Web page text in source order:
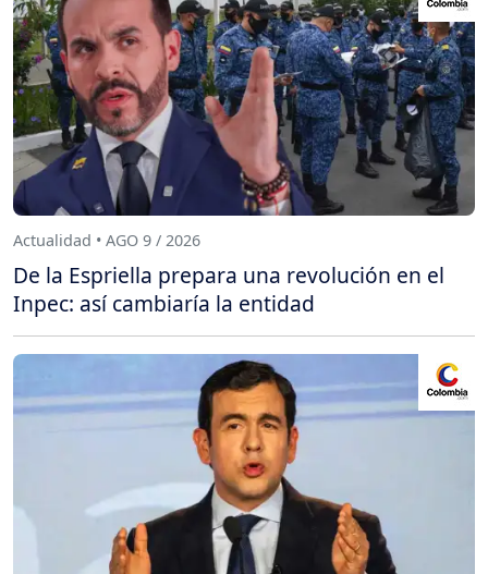
Actualidad • AGO 9 / 2026
De la Espriella prepara una revolución en el
Inpec: así cambiaría la entidad